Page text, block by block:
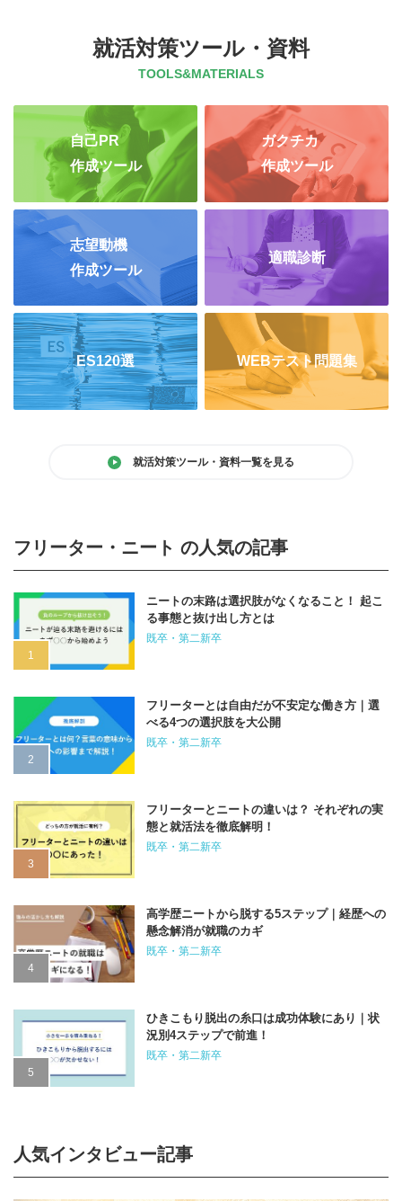
就活対策ツール・資料
TOOLS&MATERIALS
自己PR
作成ツール
ガクチカ
作成ツール
志望動機
作成ツール
適職診断
ES120選 WEBテスト問題集
就活対策ツール・資料一覧を見る
フリーター・ニート の人気の記事
ニートの末路は選択肢がなくなること！ 起こ
る事態と抜け出し方とは
既卒・第二新卒
フリーターとは自由だが不安定な働き方｜選
べる4つの選択肢を大公開
既卒・第二新卒
フリーターとニートの違いは？ それぞれの実
態と就活法を徹底解明！
既卒・第二新卒
高学歴ニートから脱する5ステップ｜経歴への
懸念解消が就職のカギ
既卒・第二新卒
ひきこもり脱出の糸口は成功体験にあり｜状
況別4ステップで前進！
既卒・第二新卒
人気インタビュー記事